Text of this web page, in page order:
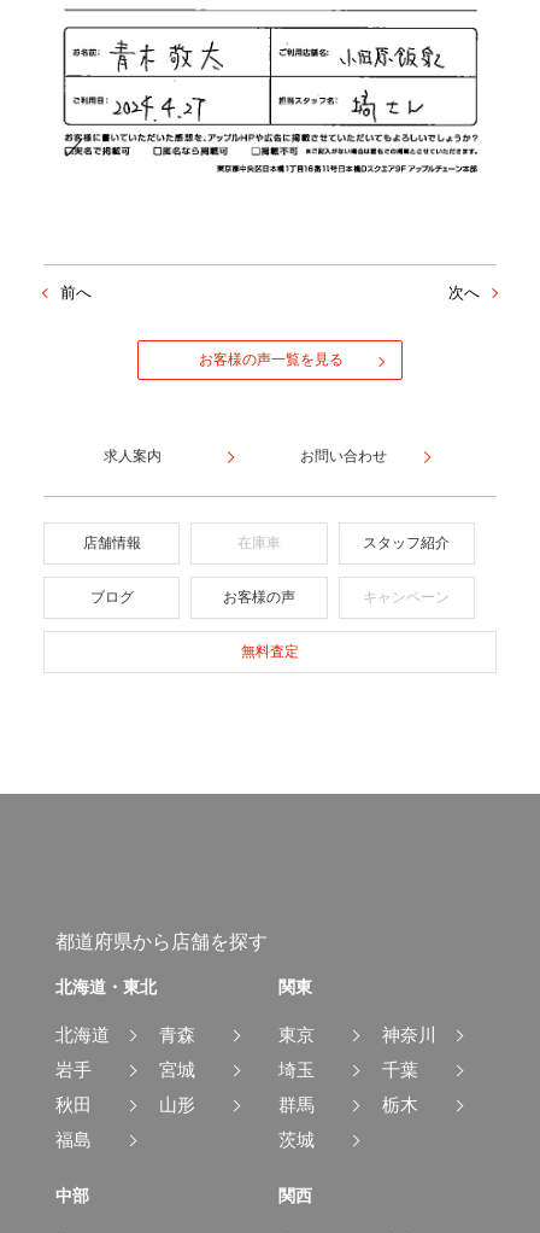
前へ 次へ
お客様の声一覧を見る
求人案内 お問い合わせ
店舗情報 在庫車 スタッフ紹介
ブログ お客様の声 キャンペーン
無料査定
都道府県から店舗を探す
北海道・東北
北海道
青森
岩手
宮城
秋田
山形
福島
関東
東京
神奈川
埼玉
千葉
群馬
栃木
茨城
中部 関西